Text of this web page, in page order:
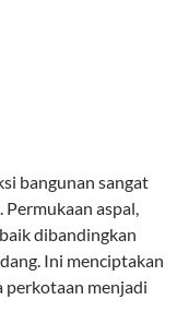
bangunan sangat
aspal,
dibandingkan
Ini menciptakan
perkotaan menjadi